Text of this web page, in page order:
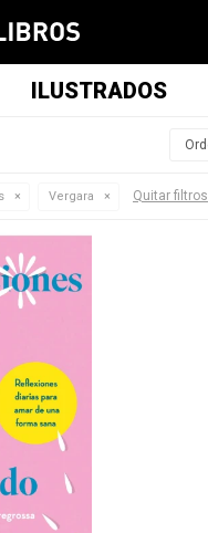
ILUSTRADOS
Vergara Quitar filtros